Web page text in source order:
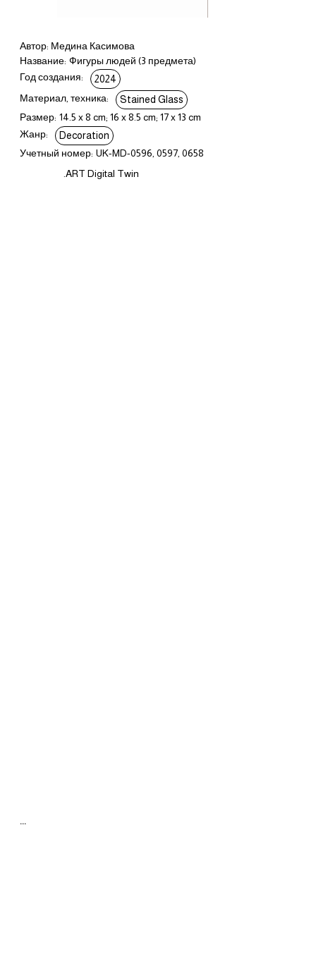
…
Автор: Медина Касимова
Название: Фигуры людей (3 предмета)
Год создания:
2024
Материал, техника:
Stained Glass
Размер: 14.5 x 8 cm; 16 x 8.5 cm; 17 x 13 cm
Жанр:
Decoration
Учетный номер: UK-MD-0596, 0597, 0658
.ART Digital Twin